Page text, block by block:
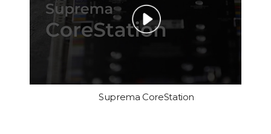
Suprema CoreStation